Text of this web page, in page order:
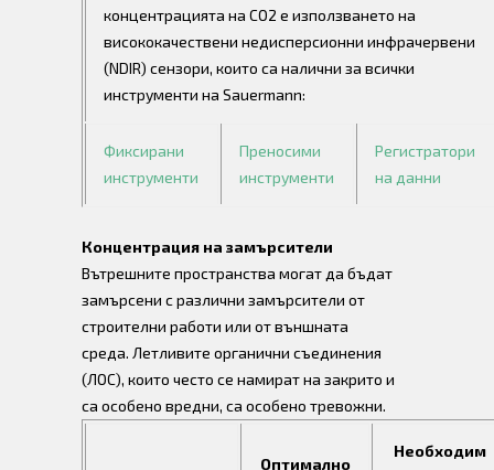
концентрацията на CO2 е използването на
висококачествени недисперсионни инфрачервени
(NDIR) сензори, които са налични за всички
инструменти на Sauermann:
Фиксирани
инструменти
Преносими
инструменти
Регистратори
на данни
Концентрация на замърсители
Вътрешните пространства могат да бъдат
замърсени с различни замърсители от
строителни работи или от външната
среда. Летливите органични съединения
(ЛОС), които често се намират на закрито и
са особено вредни, са особено тревожни.
Оптимално
Необходим